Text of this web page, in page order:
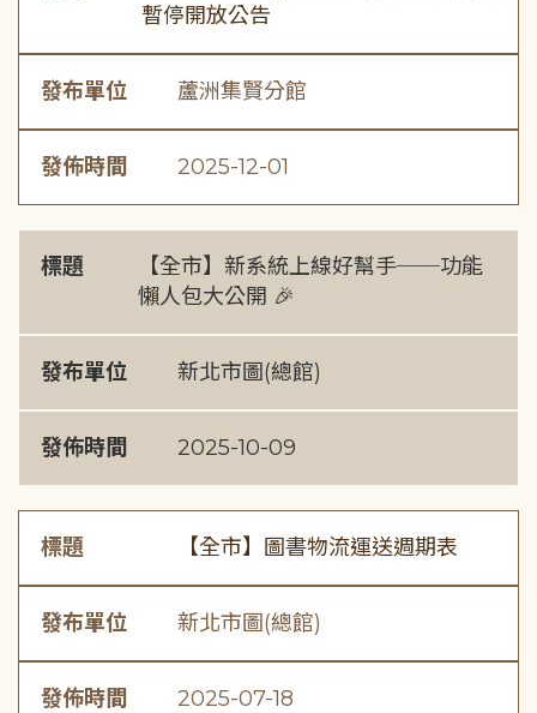
暫停開放公告
發布單位 蘆洲集賢分館
發佈時間 2025-12-01
標題
【全市】新系統上線好幫手──功能
懶人包大公開 🎉
發布單位 新北市圖(總館)
發佈時間 2025-10-09
標題 【全市】圖書物流運送週期表
發布單位 新北市圖(總館)
發佈時間 2025-07-18